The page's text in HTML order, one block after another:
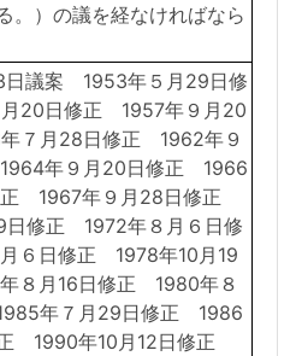
。）の議を経なければなら
日議案 1953年５月29日修
20日修正 1957年９月20
７月28日修正 1962年９
年９月20日修正 1966
正 1967年９月28日修正
日修正 1972年８月６日修
６日修正 1978年10月19
８月16日修正 1980年８
年７月29日修正 1986
1990年10月12日修正